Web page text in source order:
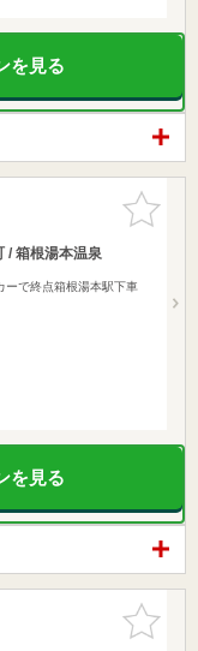
を見る
お気に入
りに追加
/ 箱根湯本温泉
ーで終点箱根湯本駅下車
を見る
お気に入
りに追加